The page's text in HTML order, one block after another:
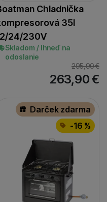
(12 ) Saenger(1
Chladnička
35l
24/230V
Skladom / Ihneď na
odoslanie
295,90€
263,90€
Darček zdarma
-16 %